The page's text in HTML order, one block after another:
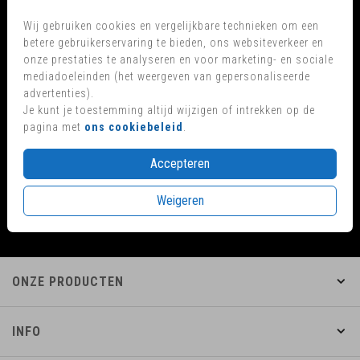
Wij gebruiken cookies en vergelijkbare technieken om een
betere gebruikerservaring te bieden, ons websiteverkeer en
onze prestaties te analyseren en voor marketing- en sociale
mediadoeleinden (het weergeven van gepersonaliseerde
advertenties).
Je kunt je toestemming altijd wijzigen of intrekken op de
pagina met ons cookiebeleid
Accepteren
Weigeren
KLANTEN BEOORDELEN ONS
VEILIG WINKELEN EN BETALEN
ONZE PRODUCTEN
INFO